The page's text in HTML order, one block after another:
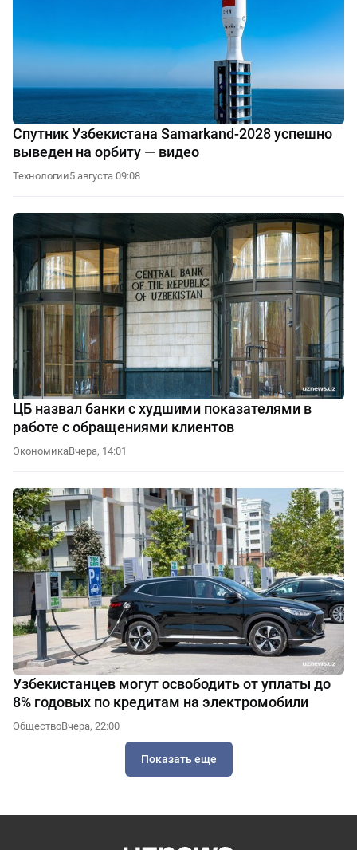
Спутник Узбекистана Samarkand-2028 успешно
выведен на орбиту — видео
Технологии5 августа 09:08
ЦБ назвал банки с худшими показателями в
работе с обращениями клиентов
ЭкономикаВчера, 14:01
Узбекистанцев могут освободить от уплаты до
8% годовых по кредитам на электромобили
ОбществоВчера, 22:00
Показать еще